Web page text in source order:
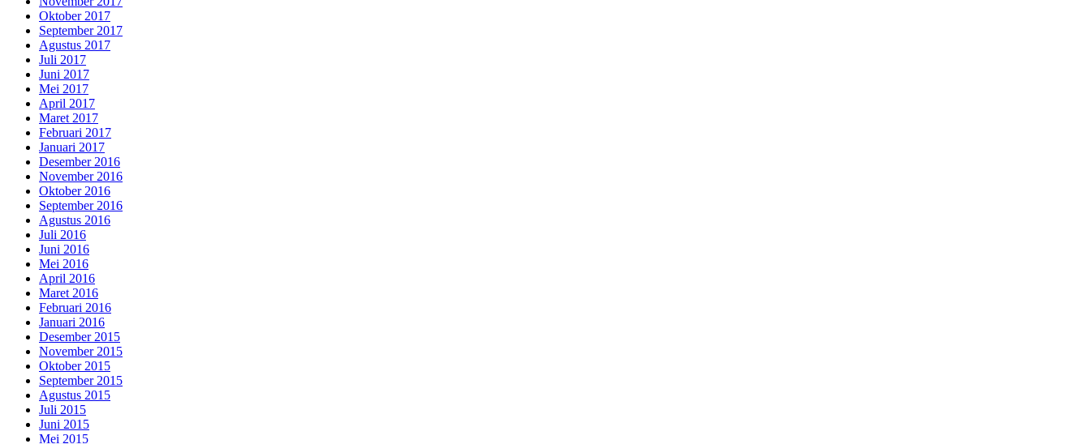
Oktober 2017
September 2017
Agustus 2017
Juli 2017
Juni 2017
Mei 2017
April 2017
Maret 2017
Februari 2017
Januari 2017
Desember 2016
November 2016
Oktober 2016
September 2016
Agustus 2016
Juli 2016
Juni 2016
Mei 2016
April 2016
Maret 2016
Februari 2016
Januari 2016
Desember 2015
November 2015
Oktober 2015
September 2015
Agustus 2015
Juli 2015
Juni 2015
Mei 2015